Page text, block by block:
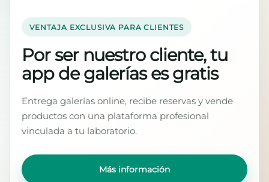
VENTAJA EXCLUSIVA PARA CLIENTES
Por ser nuestro cliente, tu
app de galerías es gratis
Entrega galerías online, recibe reservas y vende
productos con una plataforma profesional
vinculada a tu laboratorio.
Más información